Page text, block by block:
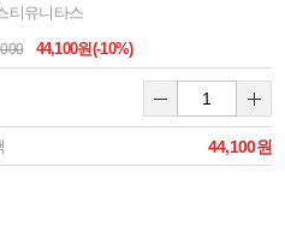
티유니타스
44,100원(-10%)
44,100원